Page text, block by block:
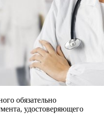
обязательно
удостоверяющего